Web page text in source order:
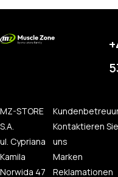
MZ-STORE
S.A.
ul. Cypriana
Kamila
Norwida 47
Kontaktieren Sie
uns
Marken
Reklamationen